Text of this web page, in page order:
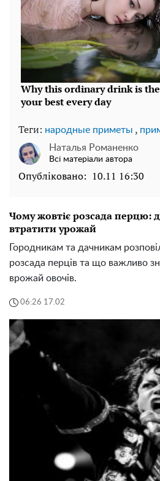
Теги: народные приметы ,
Наталья Романенко
Всі матеріали автора
Опубліковано: 10.11 16:30
Чому жовтіє розсада перцю:
втратити урожай
Городникам та дачникам
розсада перців та що важливо
врожай овочів.
06:26 17.02